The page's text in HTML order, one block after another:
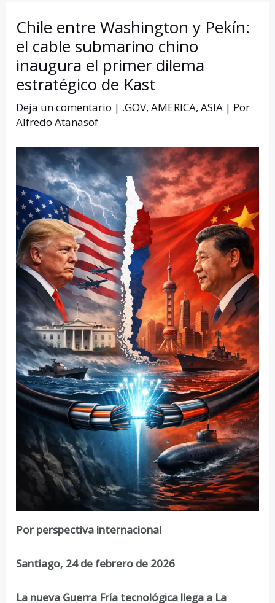
Chile entre Washington y Pekín:
el cable submarino chino
inaugura el primer dilema
estratégico de Kast
Deja un comentario | .GOV,AMERICA,ASIA | Por
Alfredo Atanasof
Por perspectiva internacional
Santiago, 24 de febrero de 2026
La nueva Guerra Fría tecnológica llega a La